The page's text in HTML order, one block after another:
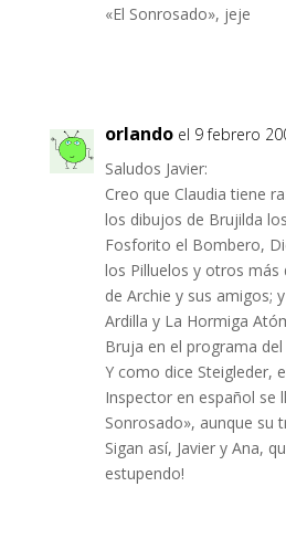
«El Sonrosado», jeje
orlando el 9 febrero
Saludos Javier:
Creo que Claudia tiene
los dibujos de Brujilda
Fosforito el Bombero,
los Pilluelos y otros
de Archie y sus amigos;
Ardilla y La Hormiga
Bruja en el programa
Y como dice Steigleder,
Inspector en español se
Sonrosado», aunque su
Sigan así, Javier y Ana,
estupendo!